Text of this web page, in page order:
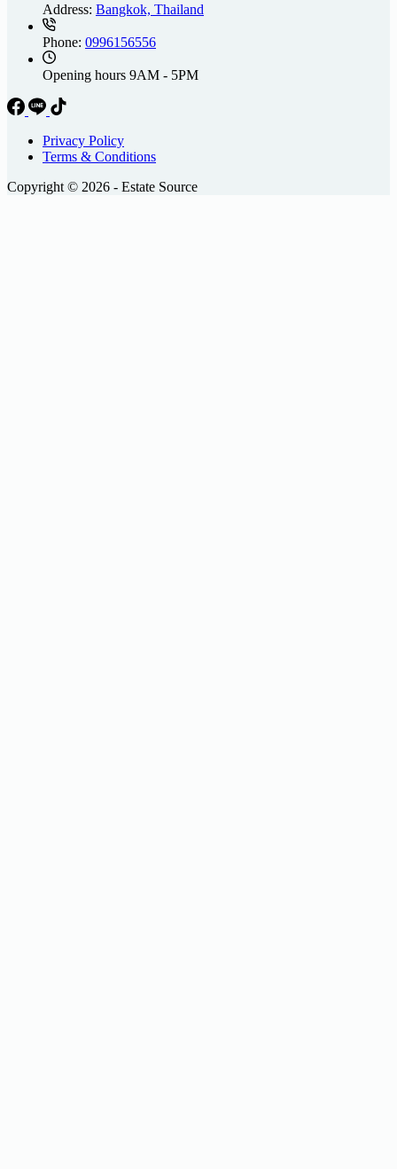
Address: Bangkok, Thailand
Phone: 0996156556
Opening hours 9AM - 5PM
Privacy Policy
Terms & Conditions
Copyright © 2026 - Estate Source